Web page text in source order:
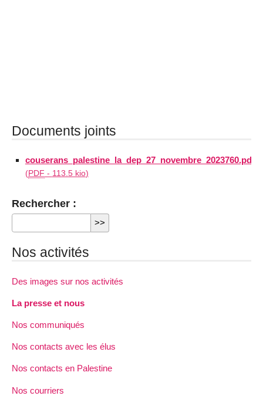
Documents joints
couserans_palestine_la_dep_27_novembre_2023760.pdf
(PDF - 113.5 kio)
Rechercher :
Nos activités
Des images sur nos activités
La presse et nous
Nos communiqués
Nos contacts avec les élus
Nos contacts en Palestine
Nos courriers